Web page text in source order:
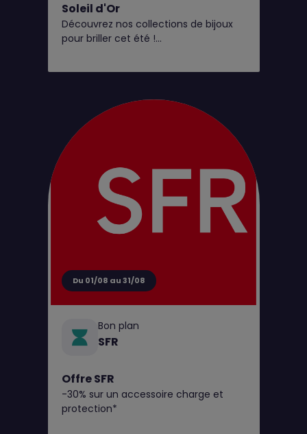
Soleil d'Or
Découvrez nos collections de bijoux
pour briller cet été !
d'achat pour tout perçage jusqu’au 31
Du 01/08 au 31/08
Bon plan
SFR
Offre SFR
-30% sur un accessoire charge et
protection*